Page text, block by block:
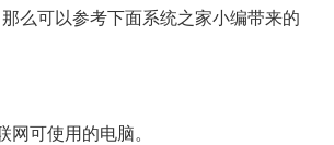
么可以参考下面系统之家小编带来的
可使用的电脑。